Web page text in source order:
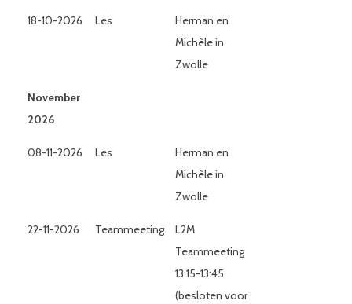
18-10-2026 Les
Herman en
Michèle in
Zwolle
November
2026
08-11-2026 Les
Herman en
Michèle in
Zwolle
22-11-2026 Teammeeting
L2M
Teammeeting
13:15-13:45
(besloten voor